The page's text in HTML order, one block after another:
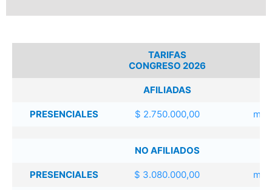
TARIFAS
CONGRESO 2026
AFILIADAS
PRESENCIALES $ 2.750.000,00
NO AFILIADOS
PRESENCIALES $ 3.080.000,00